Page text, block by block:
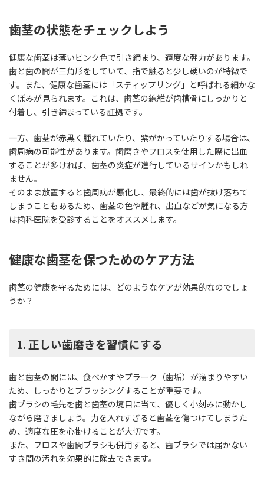
歯茎の状態をチェックしよう
健康な歯茎は薄いピンク色で引き締まり、適度な弾力があります。
歯と歯の間が三角形をしていて、指で触ると少し硬いのが特徴で
す。また、健康な歯茎には「スティップリング」と呼ばれる細かな
くぼみが見られます。これは、歯茎の線維が歯槽骨にしっかりと
付着し、引き締まっている証拠です。
一方、歯茎が赤黒く腫れていたり、紫がかっていたりする場合は、
歯周病の可能性があります。歯磨きやフロスを使用した際に出血
することが多ければ、歯茎の炎症が進行しているサインかもしれ
ません。
そのまま放置すると歯周病が悪化し、最終的には歯が抜け落ちて
しまうこともあるため、歯茎の色や腫れ、出血などが気になる方
は歯科医院を受診することをオススメします。
健康な歯茎を保つためのケア方法
歯茎の健康を守るためには、どのようなケアが効果的なのでしょ
うか？
1. 正しい歯磨きを習慣にする
歯と歯茎の間には、食べかすやプラーク（歯垢）が溜まりやすい
ため、しっかりとブラッシングすることが重要です。
歯ブラシの毛先を歯と歯茎の境目に当て、優しく小刻みに動かし
ながら磨きましょう。力を入れすぎると歯茎を傷つけてしまうた
め、適度な圧を心掛けることが大切です。
また、フロスや歯間ブラシも併用すると、歯ブラシでは届かない
すき間の汚れを効果的に除去できます。